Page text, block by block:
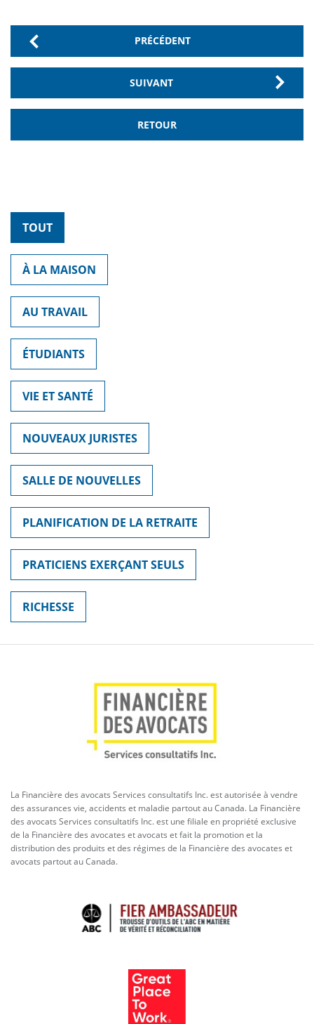
PRÉCÉDENT
SUIVANT
RETOUR
TOUT
À LA MAISON
AU TRAVAIL
ÉTUDIANTS
VIE ET SANTÉ
NOUVEAUX JURISTES
SALLE DE NOUVELLES
PLANIFICATION DE LA RETRAITE
PRATICIENS EXERÇANT SEULS
RICHESSE
La Financière des avocats Services consultatifs Inc. est autorisée à vendre
des assurances vie, accidents et maladie partout au Canada. La Financière
des avocats Services consultatifs Inc. est une filiale en propriété exclusive
de la Financière des avocates et avocats et fait la promotion et la
distribution des produits et des régimes de la Financière des avocates et
avocats partout au Canada.